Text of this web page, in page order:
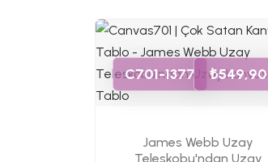
C701-1377 ₺549,90
James Webb Uzay
Teleskobu'ndan Uzay